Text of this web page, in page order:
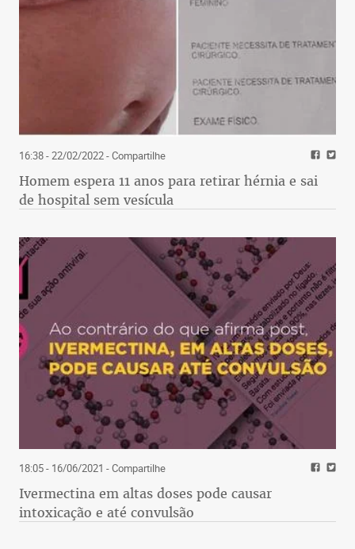
16:38 - 22/02/2022- Compartilhe
Homem espera 11 anos para retirar hérnia e sai
de hospital sem vesícula
18:05 - 16/06/2021 - Compartilhe
Ivermectina em altas doses pode causar
intoxicação e até convulsão